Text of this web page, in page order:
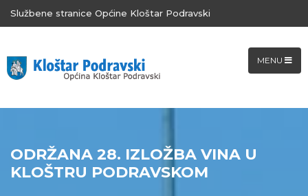
Službene stranice Općine Kloštar Podravski
MENU
ODRŽANA 28. IZLOŽBA VINA U
KLOŠTRU PODRAVSKOM